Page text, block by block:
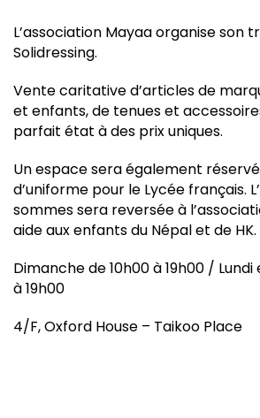
L’association Mayaa organise son
Solidressing.
Vente caritative d’articles de
et enfants, de tenues et
parfait état à des prix uniques.
Un espace sera également
d’uniforme pour le Lycée français.
sommes sera reversée à
aide aux enfants du Népal et de HK.
Dimanche de 10h00 à 19h00 /
à 19h00
4/F, Oxford House – Taikoo Place